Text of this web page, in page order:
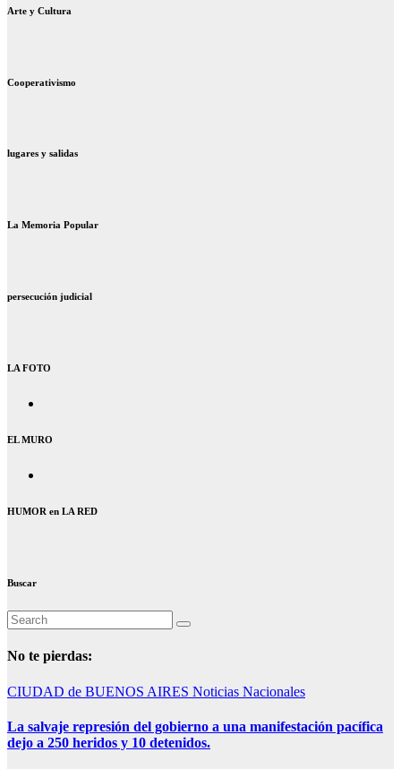
Arte y Cultura
Cooperativismo
lugares y salidas
La Memoria Popular
persecución judicial
LA FOTO
EL MURO
HUMOR en LA RED
Buscar
No te pierdas:
CIUDAD de BUENOS AIRES Noticias Nacionales
La salvaje represión del gobierno a una manifestación pacífica
dejo a 250 heridos y 10 detenidos.